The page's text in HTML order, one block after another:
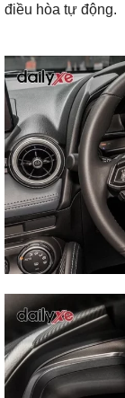
điều hòa tự động.